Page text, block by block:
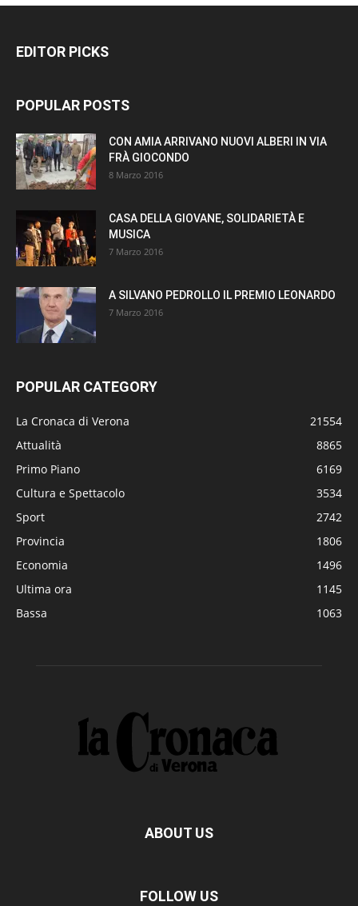
EDITOR PICKS
POPULAR POSTS
CON AMIA ARRIVANO NUOVI ALBERI IN VIA
FRÀ GIOCONDO
8 Marzo 2016
CASA DELLA GIOVANE, SOLIDARIETÀ E
MUSICA
7 Marzo 2016
A SILVANO PEDROLLO IL PREMIO LEONARDO
7 Marzo 2016
POPULAR CATEGORY
La Cronaca di Verona
21554
Attualità
8865
Primo Piano
6169
Cultura e Spettacolo
3534
Sport
2742
Provincia
1806
Economia
1496
Ultima ora
1145
Bassa
1063
ABOUT US
FOLLOW US